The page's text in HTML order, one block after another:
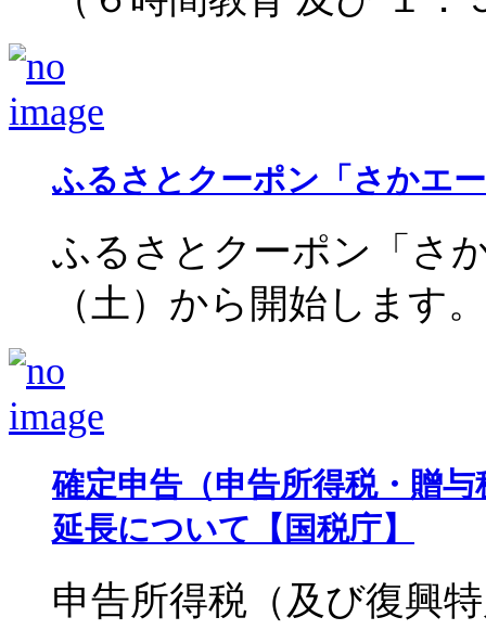
ふるさとクーポン「さかエ
ふるさとクーポン「さ
（土）から開始します
確定申告（申告所得税・贈
延長について【国税庁】
申告所得税（及び復興